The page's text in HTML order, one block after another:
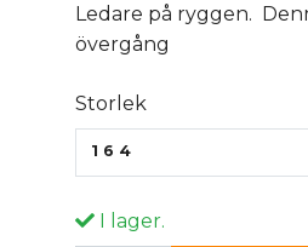
Ledare på ryggen.
övergång
Storlek
164
I lager.